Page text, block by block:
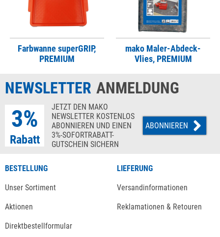
Farbwanne superGRIP,
PREMIUM
mako Maler-Abdeck-
Vlies, PREMIUM
NEWSLETTER ANMELDUNG
3%
Rabatt
JETZT DEN MAKO
NEWSLETTER KOSTENLOS
ABONNIEREN UND EINEN
3%-SOFORTRABATT-
GUTSCHEIN SICHERN
ABONNIEREN
BESTELLUNG
Unser Sortiment
Aktionen
Direktbestellformular
LIEFERUNG
Versandinformationen
Reklamationen & Retouren